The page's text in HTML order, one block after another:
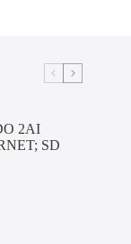
2AI
SD